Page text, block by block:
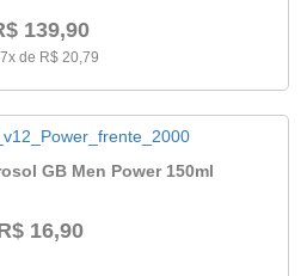
139,90
de R$ 20,79
GB Men Power 150ml
16,90